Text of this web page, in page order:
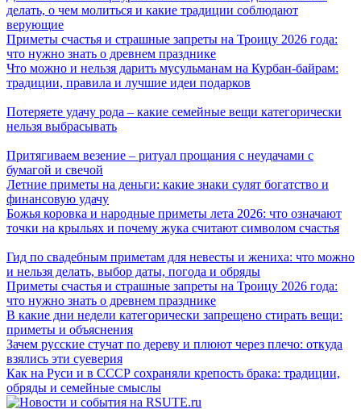
делать, о чем молиться и какие традиции соблюдают
верующие
Приметы счастья и страшные запреты на Троицу 2026 года:
что нужно знать о древнем празднике
Что можно и нельзя дарить мусульманам на Курбан-байрам:
традиции, правила и лучшие идеи подарков
Потеряете удачу рода – какие семейные вещи категорически
нельзя выбрасывать
Притягиваем везение – ритуал прощания с неудачами с
бумагой и свечой
Летние приметы на деньги: какие знаки сулят богатство и
финансовую удачу
Божья коровка и народные приметы лета 2026: что означают
точки на крыльях и почему жука считают символом счастья
Гид по свадебным приметам для невесты и жениха: что можно
и нельзя делать, выбор даты, погода и обряды
Приметы счастья и страшные запреты на Троицу 2026 года:
что нужно знать о древнем празднике
В какие дни недели категорически запрещено стирать вещи:
приметы и объяснения
Зачем русские стучат по дереву и плюют через плечо: откуда
взялись эти суеверия
Как на Руси и в СССР сохраняли крепость брака: традиции,
обряды и семейные смыслы